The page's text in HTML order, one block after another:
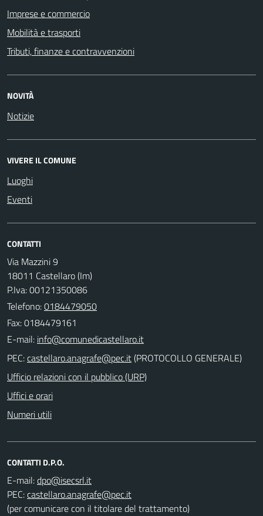
Imprese e commercio
Mobilità e trasporti
Tributi, finanze e contravvenzioni
NOVITÀ
Notizie
VIVERE IL COMUNE
Luoghi
Eventi
CONTATTI
Via Mazzini 9
18011 Castellaro (Im)
P.Iva: 00121350086
Telefono:0184479050
Fax: 0184479161
E-mail:
PEC:
(PROTOCOLLO GENERALE)
Ufficio relazioni con il pubblico (URP)
Uffici e orari
Numeri utili
CONTATTI D.P.O.
E-mail:
PEC:
(per comunicare con il titolare del trattamento)